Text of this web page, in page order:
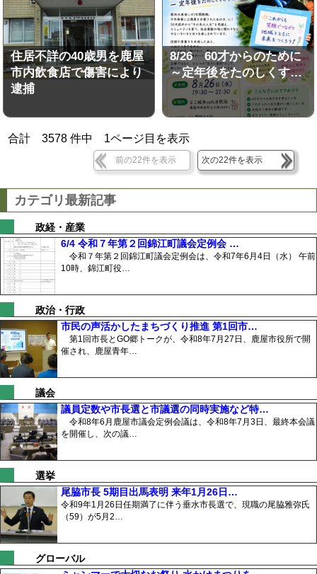
住居不詳の40歳男を鹿屋
市内飲食店で傷害により
逮捕
8/26 60才からのために
～定年後をたのしくす…
合計3578 件中 1ページ目を表示
前の22件を表示 次の22件を表示
カテゴリ最新記事
政経・産業
6/4 令和７年第２回錦江町議会定例会 …
令和７年第２回錦江町議会定例会は、令和7年6月4日（水） 午前
10時、錦江町役…
政治・行政
市民の声活かしたまちづくり推進 第1回市…
第1回市長とGO郷トークが、令和8年7月27日、鹿屋市役所で開
催され、鹿屋青年…
議会
議員定数や市長選と市議選の同時実施など特…
令和8年6月鹿屋市議会定例会議は、令和8年7月3日、最終本会議
を開催し、次の議…
選挙
尾脇市長 5期目出馬表明 来年1月26日…
令和9年1月26日任期満了に伴う垂水市長選で、現職の尾脇雅弥氏
（59）が5月2…
グローバル